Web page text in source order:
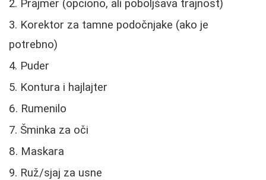
Prajmer (opciono, ali poboljšava trajnost)
Korektor za tamne podočnjake (ako je
potrebno)
Puder
Kontura i hajlajter
Rumenilo
Šminka za oči
Maskara
Ruž/sjaj za usne